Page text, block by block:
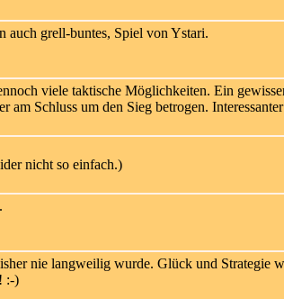
auch grell-buntes, Spiel von Ystari.
viele taktische Möglichkeiten. Ein
am Schluss um den Sieg betrogen.
nicht so einfach.)
nie langweilig wurde. Glück und Strategie
:-)